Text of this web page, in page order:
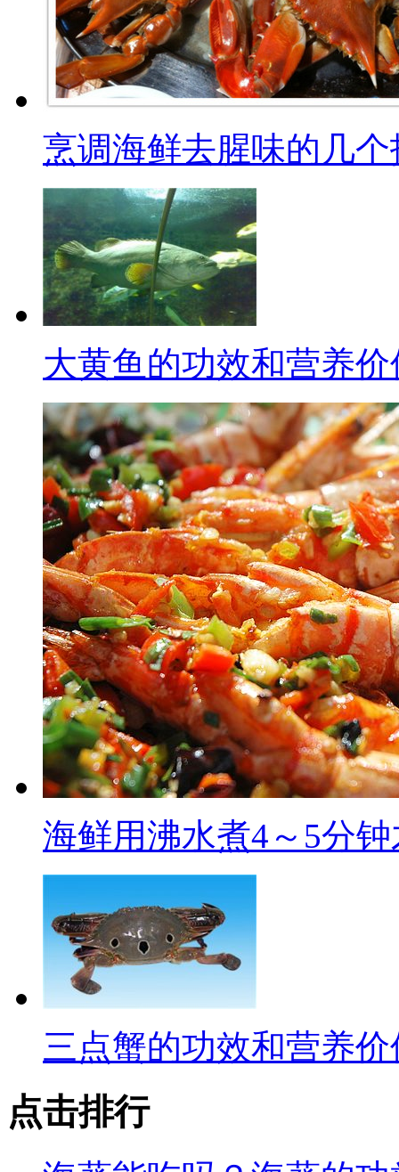
烹调海鲜去腥味的几个
大黄鱼的功效和营养价
海鲜用沸水煮4～5分
三点蟹的功效和营养价
点击排行